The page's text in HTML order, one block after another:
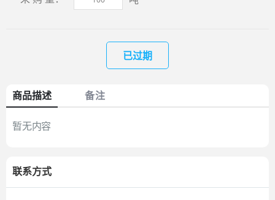
已过期
商品描述 备注
暂无内容
联系方式